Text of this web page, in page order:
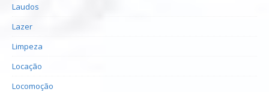
Laudos
Lazer
Limpeza
Locação
Locomoção